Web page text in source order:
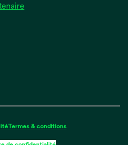
Termes & conditions